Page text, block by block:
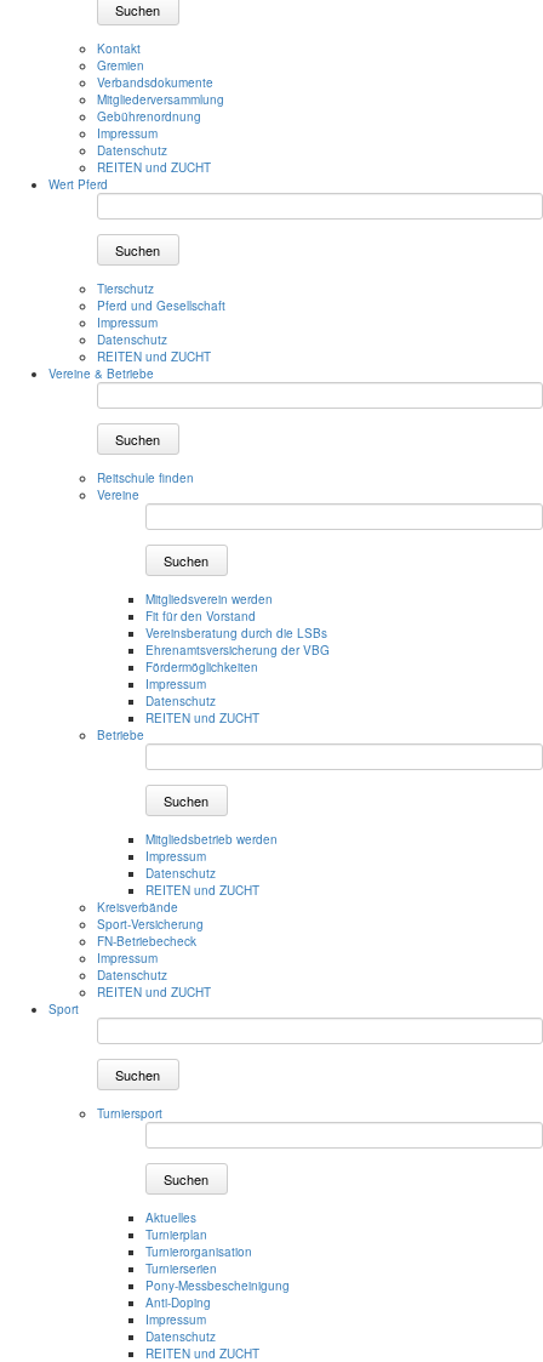
Suchen
Kontakt
Gremien
Verbandsdokumente
Mitgliederversammlung
Gebührenordnung
Impressum
Datenschutz
REITEN und ZUCHT
Wert Pferd
Suchen
Tierschutz
Pferd und Gesellschaft
Impressum
Datenschutz
REITEN und ZUCHT
Vereine & Betriebe
Suchen
Reitschule finden
Vereine
Suchen
Mitgliedsverein werden
Fit für den Vorstand
Vereinsberatung durch die LSBs
Ehrenamtsversicherung der VBG
Fördermöglichkeiten
Impressum
Datenschutz
REITEN und ZUCHT
Betriebe
Suchen
Mitgliedsbetrieb werden
Impressum
Datenschutz
REITEN und ZUCHT
Kreisverbände
Sport-Versicherung
FN-Betriebecheck
Impressum
Datenschutz
REITEN und ZUCHT
Sport
Suchen
Turniersport
Suchen
Aktuelles
Turnierplan
Turnierorganisation
Turnierserien
Pony-Messbescheinigung
Anti-Doping
Impressum
Datenschutz
REITEN und ZUCHT